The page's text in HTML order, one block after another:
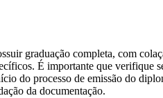
graduação completa, com
É importante que verifique
do processo de emissão do
da documentação.